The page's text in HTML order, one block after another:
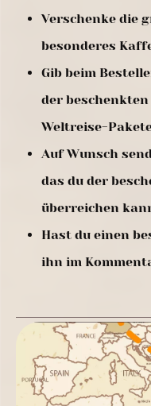
Verschenke die
besonderes
Gib beim
der
Weltreise-
Auf Wunsch
das du der
überreichen
Hast du einen
ihn im